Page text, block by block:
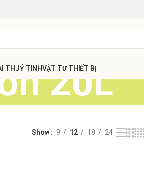
THUỶ TINHVẬT TƯ THIẾT BỊ
20L
Show 9 12 18 24